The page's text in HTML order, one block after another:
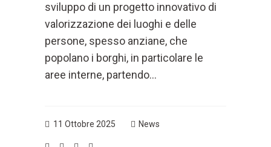
sviluppo di un progetto innovativo di
valorizzazione dei luoghi e delle
persone, spesso anziane, che
popolano i borghi, in particolare le
aree interne, partendo...
11 Ottobre 2025 News